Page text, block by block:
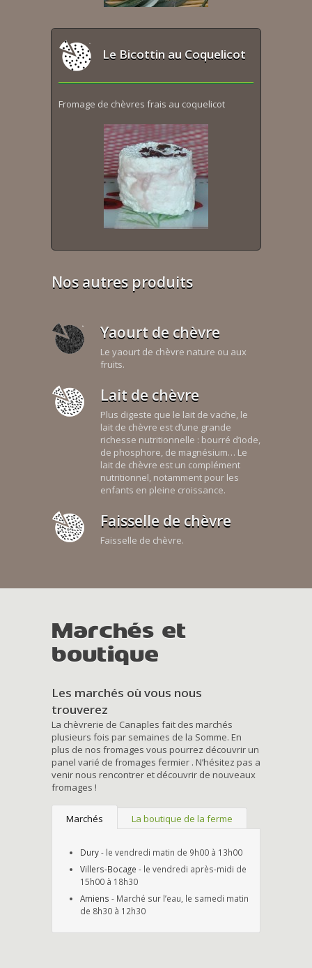
Le Bicottin au Coquelicot
Fromage de chèvres frais au coquelicot
Nos autres produits
Yaourt de chèvre
Le yaourt de chèvre nature ou aux
fruits.
Lait de chèvre
Plus digeste que le lait de vache, le
lait de chèvre est d’une grande
richesse nutritionnelle : bourré d’iode,
de phosphore, de magnésium… Le
lait de chèvre est un complément
nutritionnel, notamment pour les
enfants en pleine croissance.
Faisselle de chèvre
Faisselle de chèvre.
Marchés et
boutique
Les marchés où vous nous
trouverez
La chèvrerie de Canaples fait des marchés
plusieurs fois par semaines de la Somme. En
plus de nos fromages vous pourrez découvrir un
panel varié de fromages fermier . N’hésitez pas a
venir nous rencontrer et découvrir de nouveaux
fromages !
Marchés La boutique de la ferme
Dury- le vendredi matin de 9h00 à 13h00
Villers-Bocage - le vendredi après-midi de
15h00 à 18h30
Amiens - Marché sur l’eau, le samedi matin
de 8h30 à 12h30